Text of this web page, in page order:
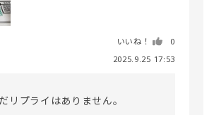
いいね！
0
2025.9.25 17:53
リプライはありません。